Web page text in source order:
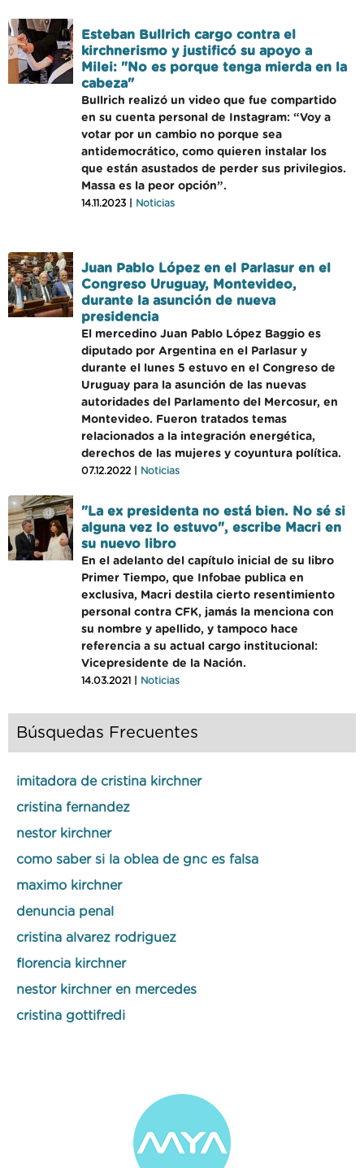
Esteban Bullrich cargo contra el
kirchnerismo y justificó su apoyo a
Milei: "No es porque tenga mierda en la
cabeza"
Bullrich realizó un video que fue compartido
en su cuenta personal de Instagram: “Voy a
votar por un cambio no porque sea
antidemocrático, como quieren instalar los
que están asustados de perder sus privilegios.
Massa es la peor opción”.
14.11.2023 | Noticias
Juan Pablo López en el Parlasur en el
Congreso Uruguay, Montevideo,
durante la asunción de nueva
presidencia
El mercedino Juan Pablo López Baggio es
diputado por Argentina en el Parlasur y
durante el lunes 5 estuvo en el Congreso de
Uruguay para la asunción de las nuevas
autoridades del Parlamento del Mercosur, en
Montevideo. Fueron tratados temas
relacionados a la integración energética,
derechos de las mujeres y coyuntura política.
07.12.2022 | Noticias
"La ex presidenta no está bien. No sé si
alguna vez lo estuvo", escribe Macri en
su nuevo libro
En el adelanto del capítulo inicial de su libro
Primer Tiempo, que Infobae publica en
exclusiva, Macri destila cierto resentimiento
personal contra CFK, jamás la menciona con
su nombre y apellido, y tampoco hace
referencia a su actual cargo institucional:
Vicepresidente de la Nación.
14.03.2021 | Noticias
Búsquedas Frecuentes
imitadora de cristina kirchner
cristina fernandez
nestor kirchner
como saber si la oblea de gnc es falsa
maximo kirchner
denuncia penal
cristina alvarez rodriguez
florencia kirchner
nestor kirchner en mercedes
cristina gottifredi